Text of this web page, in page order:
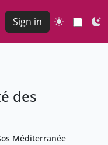
Sign in
des
Méditerranée